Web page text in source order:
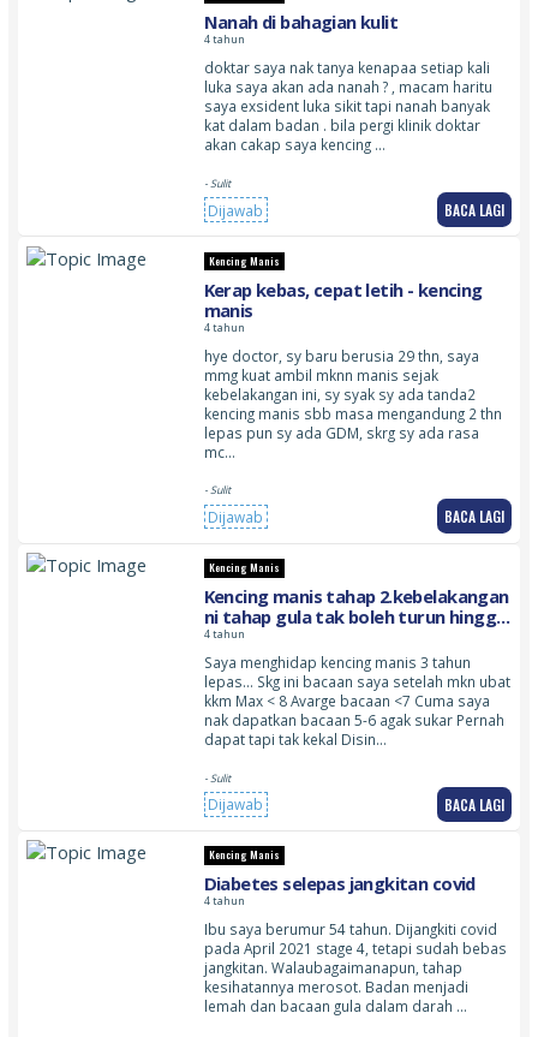
Nanah di bahagian kulit
4 tahun
doktar saya nak tanya kenapaa setiap kali
luka saya akan ada nanah ? , macam haritu
saya exsident luka sikit tapi nanah banyak
kat dalam badan . bila pergi klinik doktar
akan cakap saya kencing …
- Sulit
Dijawab BACA LAGI
Kencing Manis
Kerap kebas, cepat letih - kencing
manis
4 tahun
hye doctor, sy baru berusia 29 thn, saya
mmg kuat ambil mknn manis sejak
kebelakangan ini, sy syak sy ada tanda2
kencing manis sbb masa mengandung 2 thn
lepas pun sy ada GDM, skrg sy ada rasa
mc…
- Sulit
Dijawab BACA LAGI
Kencing Manis
Kencing manis tahap 2.kebelakangan
ni tahap gula tak boleh turun hingga
6
4 tahun
Saya menghidap kencing manis 3 tahun
lepas… Skg ini bacaan saya setelah mkn ubat
kkm Max < 8 Avarge bacaan <7 Cuma saya
nak dapatkan bacaan 5-6 agak sukar Pernah
dapat tapi tak kekal Disin…
- Sulit
Dijawab BACA LAGI
Kencing Manis
Diabetes selepas jangkitan covid
4 tahun
Ibu saya berumur 54 tahun. Dijangkiti covid
pada April 2021 stage 4, tetapi sudah bebas
jangkitan. Walaubagaimanapun, tahap
kesihatannya merosot. Badan menjadi
lemah dan bacaan gula dalam darah …